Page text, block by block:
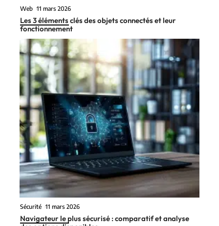
Web 11 mars 2026
Les 3 éléments clés des objets connectés et leur
fonctionnement
Sécurité 11 mars 2026
Navigateur le plus sécurisé : comparatif et analyse